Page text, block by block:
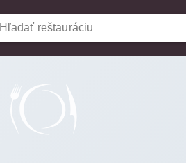
Hľadať reštauráciu